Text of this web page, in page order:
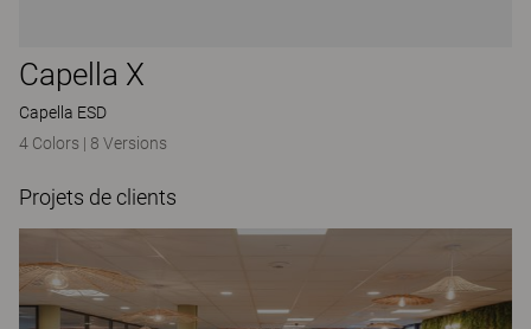
Capella X
Capella ESD
4 Colors | 8 Versions
Projets de clients